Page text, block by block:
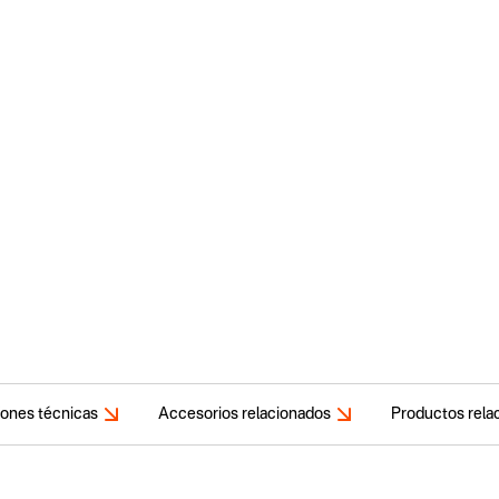
técnicas Accesorios relacionados Productos